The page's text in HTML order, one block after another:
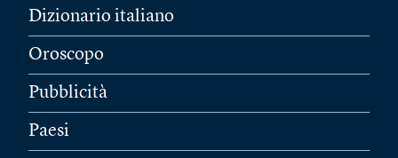
Dizionario italiano
Oroscopo
Pubblicità
Paesi